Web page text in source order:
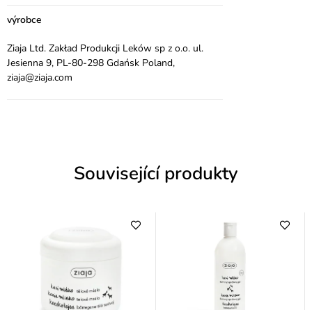
výrobce
Ziaja Ltd. Zakład Produkcji Leków sp z o.o. ul.
Jesienna 9, PL-80-298 Gdańsk Poland,
ziaja@ziaja.com
Související produkty